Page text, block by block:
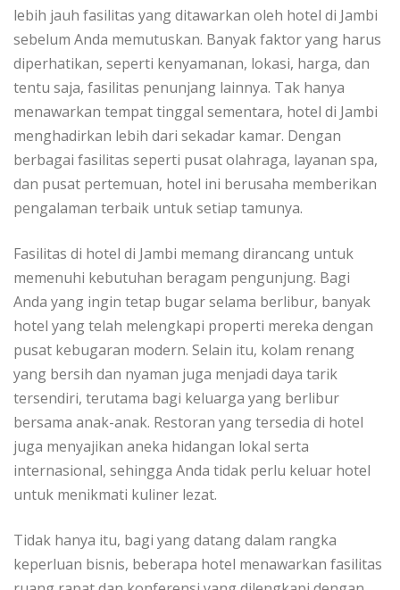
lebih jauh fasilitas yang ditawarkan oleh hotel di Jambi
sebelum Anda memutuskan. Banyak faktor yang harus
diperhatikan, seperti kenyamanan, lokasi, harga, dan
tentu saja, fasilitas penunjang lainnya. Tak hanya
menawarkan tempat tinggal sementara, hotel di Jambi
menghadirkan lebih dari sekadar kamar. Dengan
berbagai fasilitas seperti pusat olahraga, layanan spa,
dan pusat pertemuan, hotel ini berusaha memberikan
pengalaman terbaik untuk setiap tamunya.
Fasilitas di hotel di Jambi memang dirancang untuk
memenuhi kebutuhan beragam pengunjung. Bagi
Anda yang ingin tetap bugar selama berlibur, banyak
hotel yang telah melengkapi properti mereka dengan
pusat kebugaran modern. Selain itu, kolam renang
yang bersih dan nyaman juga menjadi daya tarik
tersendiri, terutama bagi keluarga yang berlibur
bersama anak-anak. Restoran yang tersedia di hotel
juga menyajikan aneka hidangan lokal serta
internasional, sehingga Anda tidak perlu keluar hotel
untuk menikmati kuliner lezat.
Tidak hanya itu, bagi yang datang dalam rangka
keperluan bisnis, beberapa hotel menawarkan fasilitas